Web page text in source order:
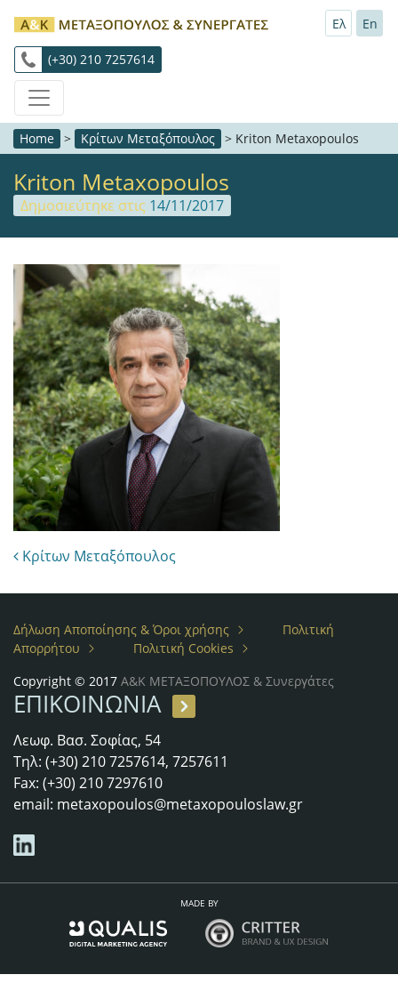
(+30) 210 7257614
Ελ En
Home > Κρίτων Μεταξόπουλος > Kriton Metaxopoulos
Kriton Metaxopoulos
Δημοσιεύτηκε στις 14/11/2017
Post navigation
Κρίτων Μεταξόπουλος
Δήλωση Αποποίησης & Όροι χρήσης
Πολιτική
Απορρήτου
Πολιτική Cookies
Copyright © 2017 Α&Κ ΜΕΤΑΞΟΠΟΥΛΟΣ & Συνεργάτες
ΕΠΙΚΟΙΝΩΝΙΑ
Λεωφ. Βασ. Σοφίας, 54
Τηλ: (+30) 210 7257614, 7257611
Fax: (+30) 210 7297610
email: metaxopoulos@metaxopouloslaw.gr
MADE BY